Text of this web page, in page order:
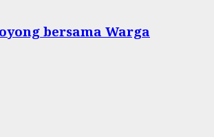
bersama Warga